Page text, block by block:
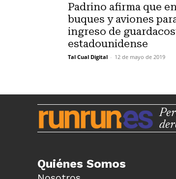
Padrino afirma que
buques y aviones
ingreso de
estadounidense
Tal Cual Digital - 12 de mayo de 2019
Quiénes Somos